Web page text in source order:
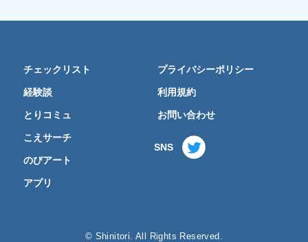
チェックリスト
経験談
とりコミュ
こえサーチ
のびアート
アプリ
プライバシーポリシー
利用規約
お問い合わせ
SNS
© Shinitori. All Rights Reserved.